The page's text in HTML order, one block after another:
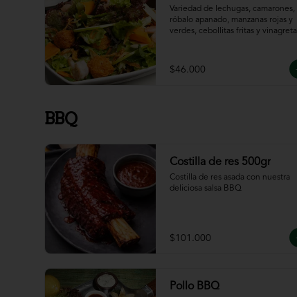
Variedad de lechugas, camarones,
róbalo apanado, manzanas rojas y
verdes, cebollitas fritas y vinagreta
$46.000
BBQ
Costilla de res 500gr
Costilla de res asada con nuestra
deliciosa salsa BBQ
$101.000
Pollo BBQ